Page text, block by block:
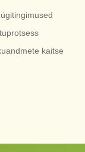
kaitse